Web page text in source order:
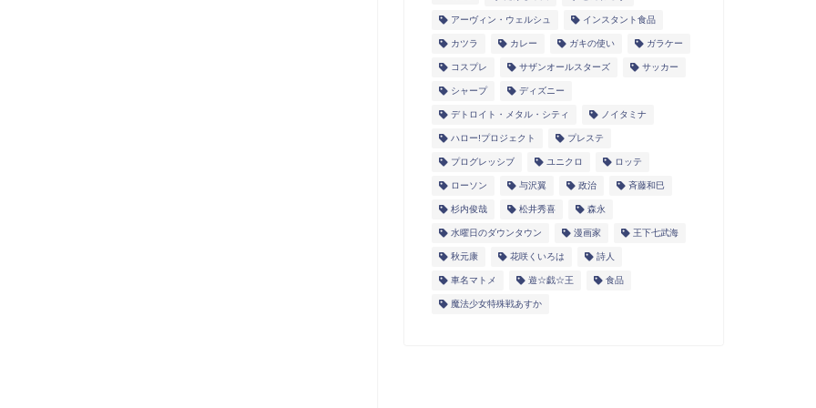
アーヴィン・ウェルシュ インスタント食品
カツラ カレー ガキの使い ガラケー
コスプレ サザンオールスターズ サッカー
シャープ ディズニー
デトロイト・メタル・シティ ノイタミナ
ハロー!プロジェクト プレステ
プログレッシブ ユニクロ ロッテ
ローソン 与沢翼 政治 斉藤和巳
杉内俊哉 松井秀喜 森永
水曜日のダウンタウン 漫画家 王下七武海
秋元康 花咲くいろは 詩人
車名マトメ 遊☆戯☆王 食品
魔法少女特殊戦あすか